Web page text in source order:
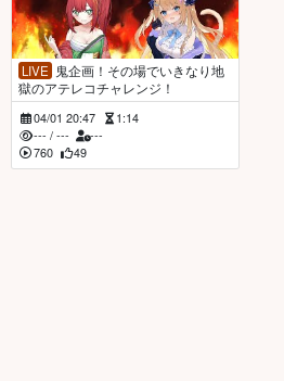
LIVE
獄のアテレコチャレンジ！
04/01 20:47
1:14
--- / ---
---
760
49